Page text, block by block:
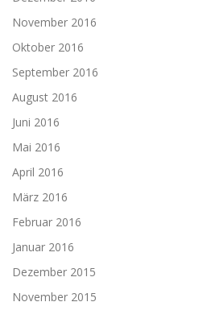
November 2016
Oktober 2016
September 2016
August 2016
Juni 2016
Mai 2016
April 2016
März 2016
Februar 2016
Januar 2016
Dezember 2015
November 2015